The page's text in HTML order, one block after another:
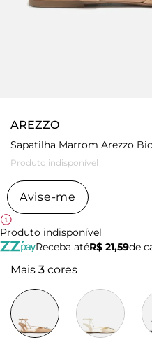
AREZZO
Sapatilha Marrom Arezzo
Produto indisponível
Avise-me
Produto indisponível
Receba atéR$ 21,59de
Mais 3 cores